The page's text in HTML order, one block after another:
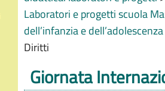
Laboratori e progetti scuola
dell’infanzia e
Diritti
Giornata